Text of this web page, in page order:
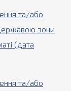
та/або
зони
(дата
та/або